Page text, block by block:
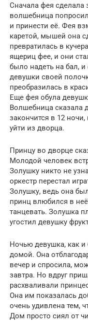
Сначала фея сделала
волшебница
и принести её. Фея
каретой, мышей она
превратилась в
ящериц фее, и они
было надеть на бал,
девушки своей
преобразилась в
Еще фея обула
Волшебница сказала
закончится в 12
уйти из дворца.
Принцу во дворце
Молодой человек
Золушку никто не
оркестр перестал
Золушку, ведь она
принц влюбился в
танцевать. Золушка
угостил девушку
Ночью девушка, как и
домой. Она
вечер и спросила,
завтра. Но вдруг
расхваливали
Она им показалась
очень удивлена тем,
Дом просто сиял от